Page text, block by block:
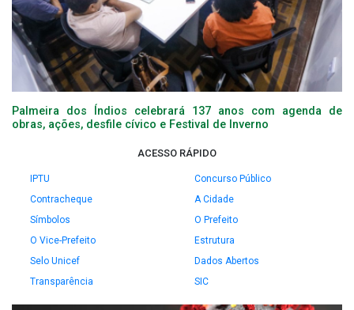
Palmeira dos Índios celebrará 137 anos com agenda de
obras, ações, desfile cívico e Festival de Inverno
ACESSO RÁPIDO
IPTU
Concurso Público
Contracheque
A Cidade
Símbolos
O Prefeito
O Vice-Prefeito
Estrutura
Selo Unicef
Dados Abertos
Transparência
SIC